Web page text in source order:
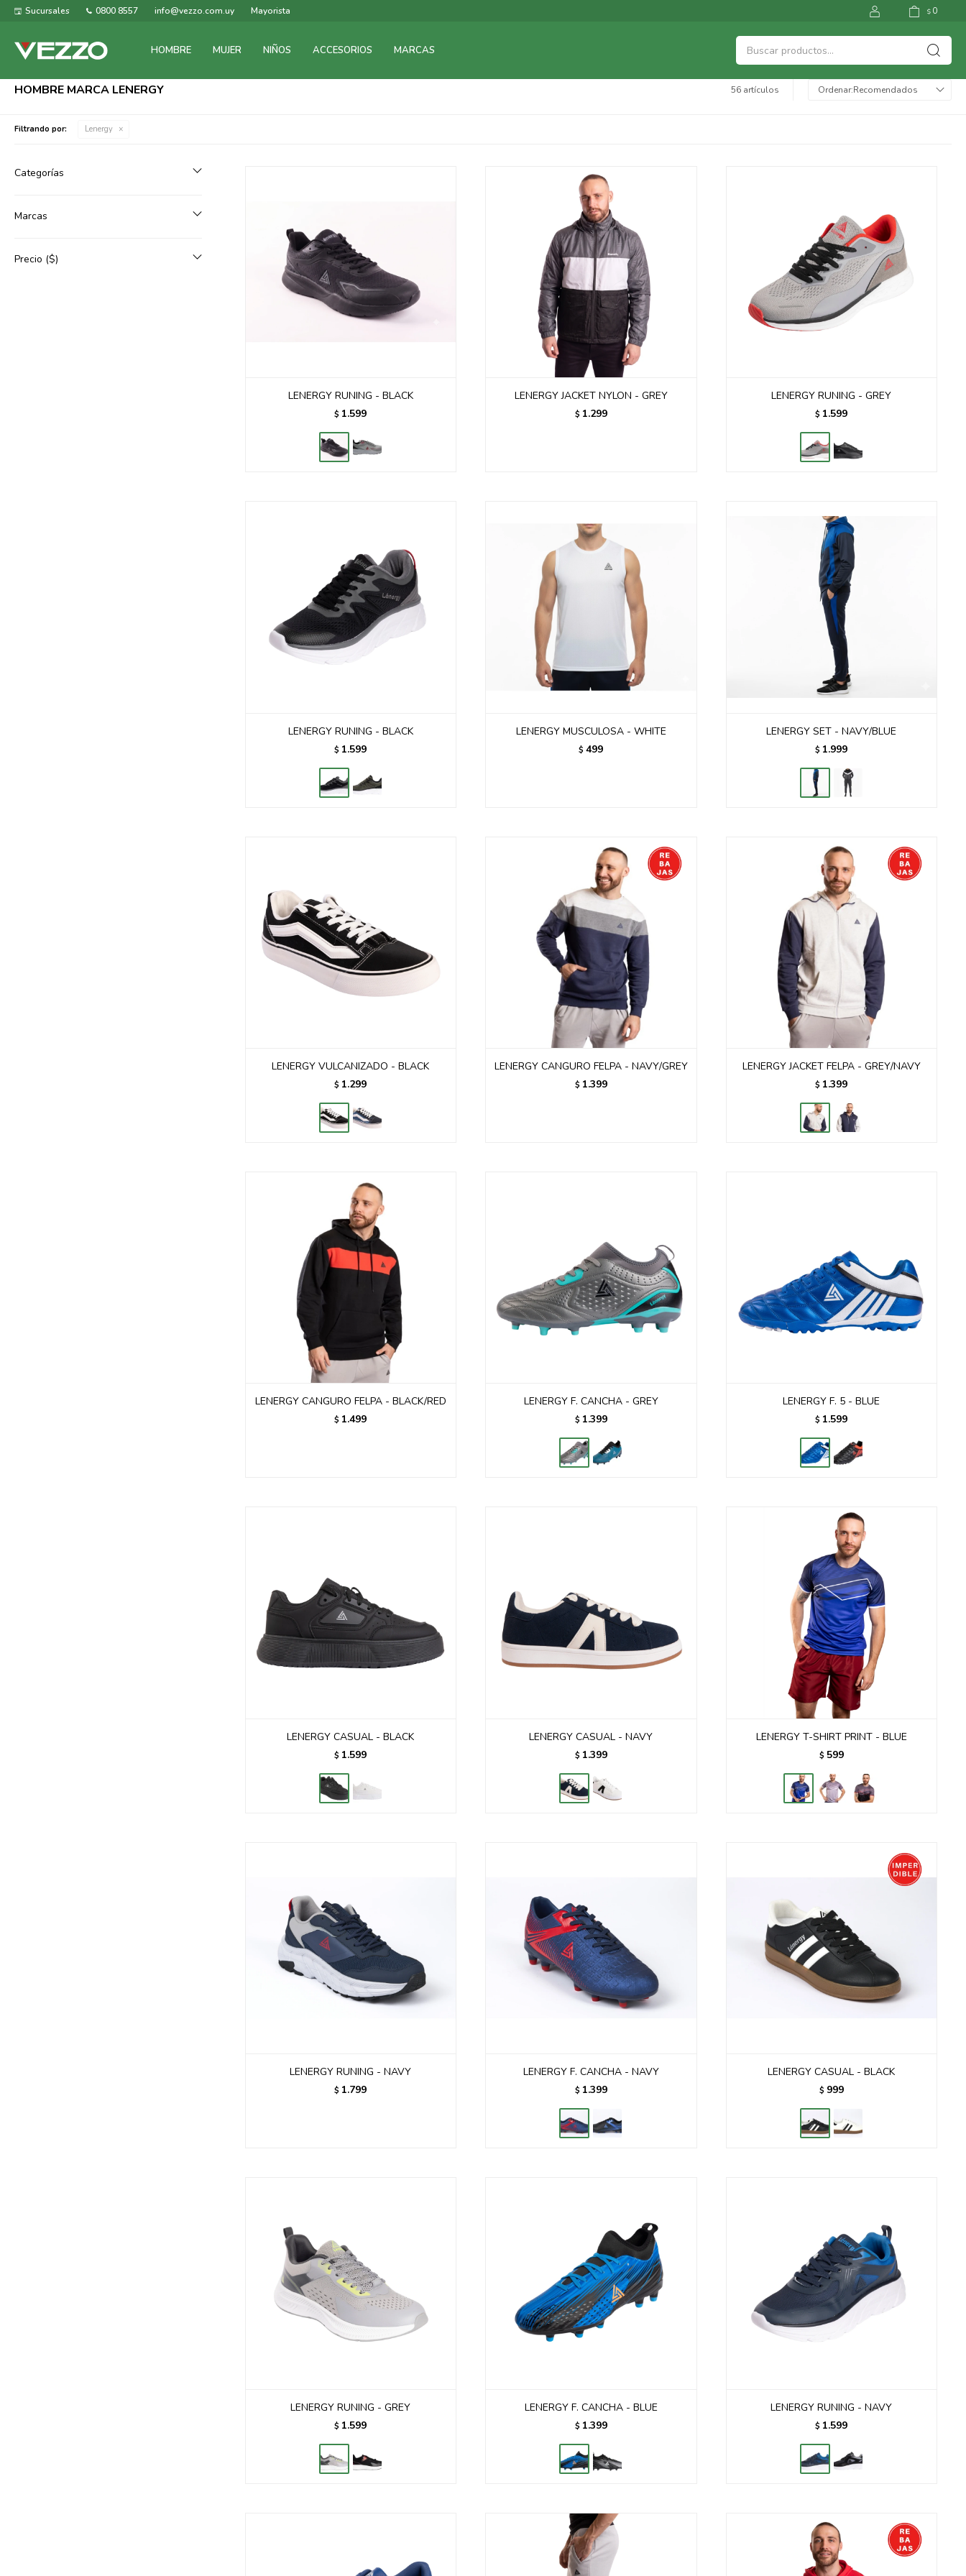
HOMBRE MUJER NIÑOS ACCESORIOS MARCAS
$ 0
Sucursales 0800 8557 info@vezzo.com.uy Mayorista
HOMBRE MARCA LENERGY 56 artículos Recomendados
Filtrando por: Lenergy
LENERGY RUNING - BLACK
$ 1.599
LENERGY JACKET NYLON - GREY
$ 1.299
LENERGY RUNING - GREY
$ 1.599
LENERGY RUNING - BLACK
$ 1.599
LENERGY MUSCULOSA - WHITE
$ 499
LENERGY SET - NAVY/BLUE
$ 1.999
LENERGY VULCANIZADO - BLACK
$ 1.299
LENERGY CANGURO FELPA - NAVY/GREY
$ 1.399
LENERGY JACKET FELPA - GREY/NAVY
$ 1.399
LENERGY CANGURO FELPA - BLACK/RED
$ 1.499
LENERGY F. CANCHA - GREY
$ 1.399
LENERGY F. 5 - BLUE
$ 1.599
LENERGY CASUAL - BLACK
$ 1.599
LENERGY CASUAL - NAVY
$ 1.399
LENERGY T-SHIRT PRINT - BLUE
$ 599
LENERGY RUNING - NAVY
$ 1.799
LENERGY F. CANCHA - NAVY
$ 1.399
LENERGY CASUAL - BLACK
$ 999
LENERGY RUNING - GREY
$ 1.599
LENERGY F. CANCHA - BLUE
$ 1.399
LENERGY RUNING - NAVY
$ 1.599
Categorías
Marcas
Precio ($)